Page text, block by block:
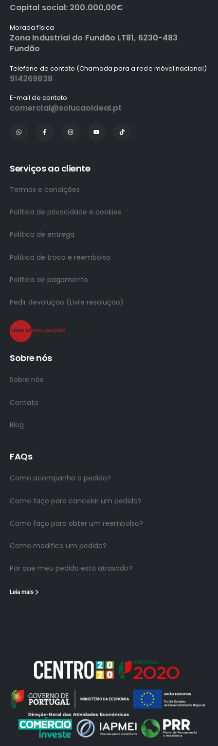
Capital social: 200.000,00€
Morada física
Zona Industrial do Fundão LT81, 6230-483
Fundão
Telefone de contato (Chamada para a rede móvel nacional)
914269838
E-mail de contato
comercial@solucaoideal.pt
Serviços ao cliente
Termos e condições
Política de privacidade e cookies
Política de entrega
Política de troca e reembolso
Política de pagamento
Pedir devolução (Livre resolução)
Sobre nós
Sobre nós
Contato
Blog
FAQs
Como acompanho o pedido?
Como faço para cancelar um pedido?
Como faço para obter um reembolso?
Como modifico um pedido?
Por que meu pedido está atrasado?
Leia mais